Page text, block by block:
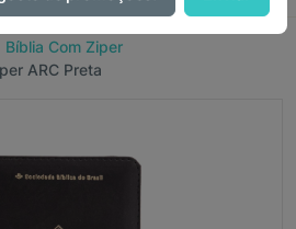
Bíblia Com Ziper
ARC Preta